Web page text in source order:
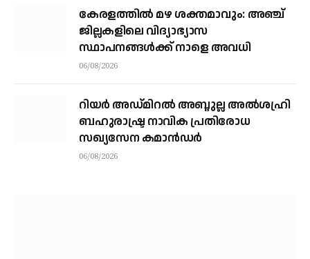
കേരളത്തില്‍ മഴ ശക്തമാവും: അഞ്ച്
ജില്ലകളിലെ വിദ്യാഭ്യാസ
സ്ഥാപനങ്ങള്‍ക്ക് നാളെ അവധി
06/08/2026
റിയര്‍ അഡ്മിറല്‍ അബ്ദുല്ല അല്‍ശഹ്രി
ബഹുരാഷ്ട്ര നാവിക പ്രതിരോധ
സഖ്യസേന കമാന്‍ഡര്‍
06/08/2026